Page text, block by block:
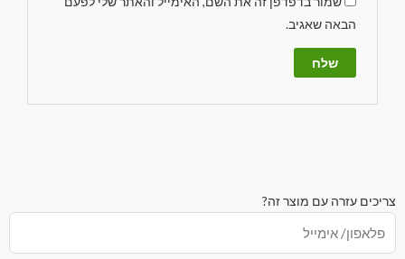
הבאה שאגיב.
צריכים עזרה עם מוצר זה?